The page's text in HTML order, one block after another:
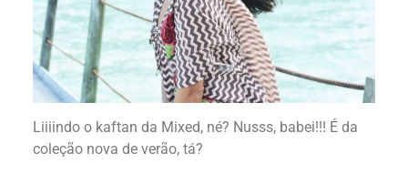
Liiiindo o kaftan da Mixed, né? Nusss, babei!!! É da
coleção nova de verão, tá?